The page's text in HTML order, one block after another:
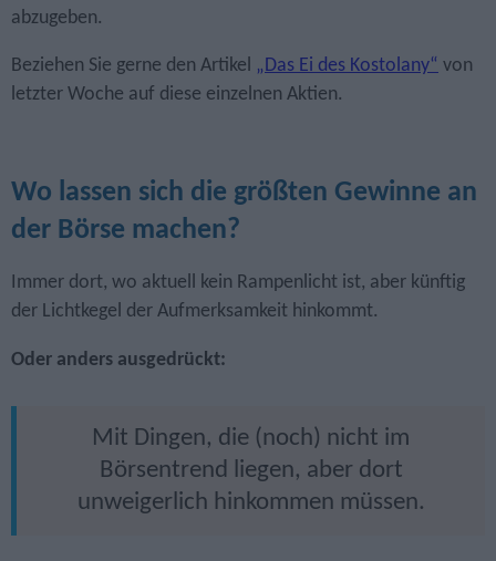
abzugeben.
Beziehen Sie gerne den Artikel „Das Ei des Kostolany“ von
letzter Woche auf diese einzelnen Aktien.
Wo lassen sich die größten Gewinne an
der Börse machen?
Immer dort, wo aktuell kein Rampenlicht ist, aber künftig
der Lichtkegel der Aufmerksamkeit hinkommt.
Oder anders ausgedrückt:
Mit Dingen, die (noch) nicht im
Börsentrend liegen, aber dort
unweigerlich hinkommen müssen.